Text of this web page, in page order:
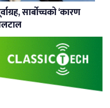
सार्बोच्चको ‘कारण